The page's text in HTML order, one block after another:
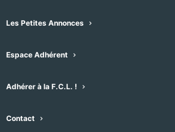
Les Petites Annonces
Espace Adhérent
Adhérer à la F.C.L. !
Contact
choisir le type
ou carte), en cliquant